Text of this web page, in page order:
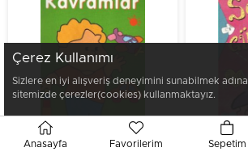
★ ★★ ★
Çerez Kullanımı
Sizlere en iyi alışveriş deneyimini sunabilmek adına
sitemizde çerezler(cookies) kullanmaktayız.
Anasayfa Favorilerim Sepetim